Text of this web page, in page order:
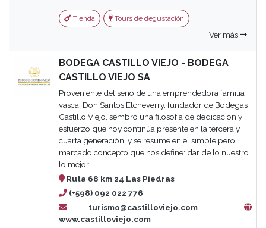
Tienda Tours de degustación
Ver más
BODEGA CASTILLO VIEJO - BODEGA
CASTILLO VIEJO SA
Proveniente del seno de una emprendedora familia
vasca, Don Santos Etcheverry, fundador de Bodegas
Castillo Viejo, sembró una filosofía de dedicación y
esfuerzo que hoy continúa presente en la tercera y
cuarta generación, y se resume en el simple pero
marcado concepto que nos define: dar de lo nuestro
lo mejor.
Ruta 68 km 24 Las Piedras
(+598) 092 022 776
turismo@castilloviejo.com-
www.castilloviejo.com